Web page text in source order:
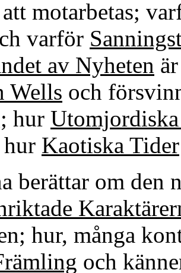
motarbetas;
varför
av Nyheten
Wells och
hur
Kaotiska Tider
berättar om den
hur, många
och